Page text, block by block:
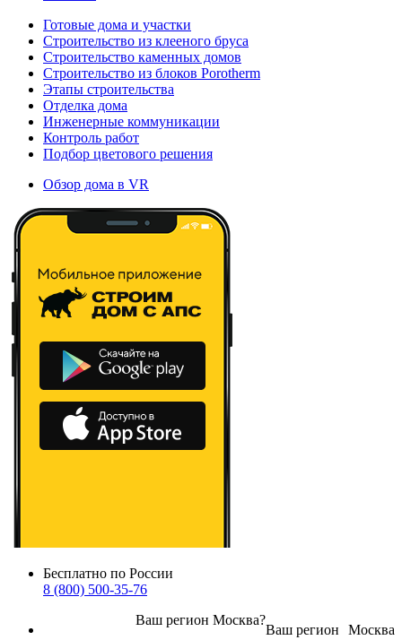
Готовые дома и участки
Строительство из клееного бруса
Строительство каменных домов
Строительство из блоков Porotherm
Этапы строительства
Отделка дома
Инженерные коммуникации
Контроль работ
Подбор цветового решения
Обзор дома в VR
Бесплатно по России
8 (800) 500-35-76
Москва
Ваш регион
Ваш регион Москва?